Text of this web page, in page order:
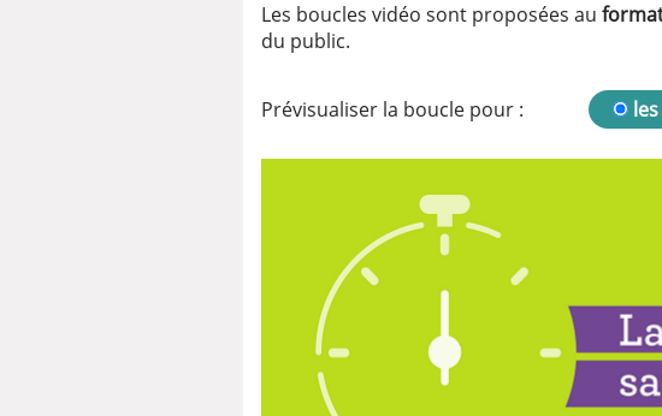
Les boucles vidéo sont proposées au
du public.
Prévisualiser la boucle pour :